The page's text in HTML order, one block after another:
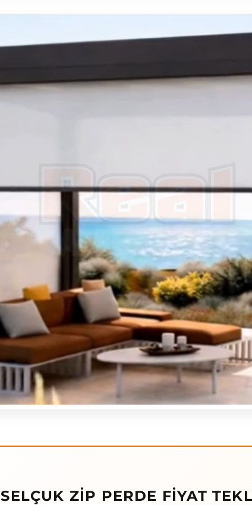
SELÇUK ZIP PERDE FIYAT